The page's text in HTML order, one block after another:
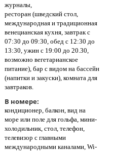
журналы,
ресторан (шведский стол,
международная и традиционная
венецианская кухня, завтрак с
07:30 до 09:30, обед с 12:30 до
13:30, ужин с 19:00 до 20.30,
возможно вегетарианское
питание), бар с видом на бассейн
(напитки и закуски), комната для
завтраков.
В номере:
кондиционер, балкон, вид на
море или поле для гольфа, мини-
холодильник, стол, телефон,
телевизор с главными
международными каналами, Wi-